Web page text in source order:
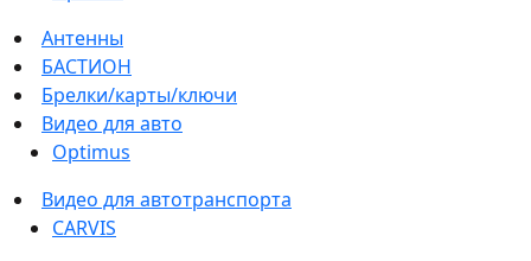
Антенны
БАСТИОН
Брелки/карты/ключи
Видео для авто
Optimus
Видео для автотранспорта
CARVIS